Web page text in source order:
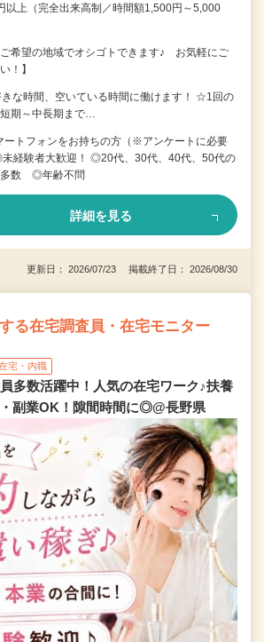
以上（完全出来高制／時間額1,500円～5,000
希望の地域でオシゴトできます♪ お気軽にご
！】
な時間、空いている時間に働けます！ ☆1回の
期～中長期まで…
トフォンをお持ちの方（※アンケートに必要
経験者大歓迎！ ◎20代、30代、40代、50代の
多数 ◎年齢不問
詳細を見る
更新日： 2026/07/23 掲載終了日： 2026/08/30
る在宅調査員・在宅モニター
宅・内職
多数活躍中！人気の在宅ワーク♪扶養
副業OK！隙間時間に◎@長野県